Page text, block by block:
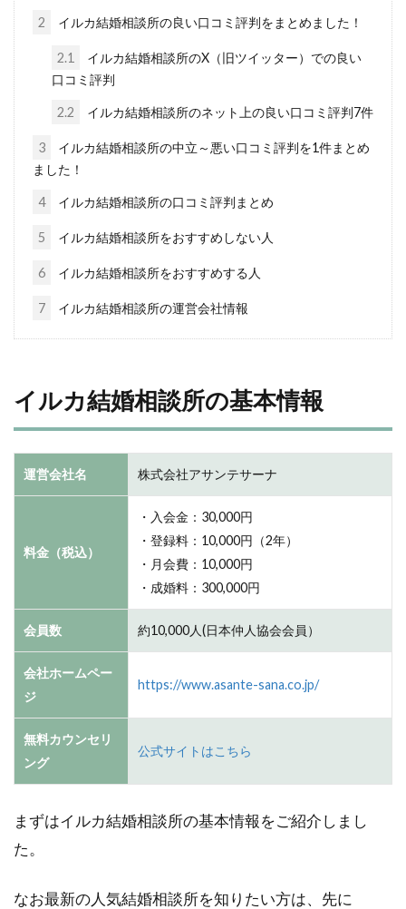
2 イルカ結婚相談所の良い口コミ評判をまとめました！
2.1
イルカ結婚相談所のX（旧ツイッター）での良い
口コミ評判
2.2 イルカ結婚相談所のネット上の良い口コミ評判7件
3
イルカ結婚相談所の中立～悪い口コミ評判を1件まとめ
ました！
4 イルカ結婚相談所の口コミ評判まとめ
5 イルカ結婚相談所をおすすめしない人
6 イルカ結婚相談所をおすすめする人
7 イルカ結婚相談所の運営会社情報
イルカ結婚相談所の基本情報
運営会社名 株式会社アサンテサーナ
料金（税込）
・入会金：30,000円
・登録料：10,000円（2年）
・月会費：10,000円
・成婚料：300,000円
会員数 約10,000人(日本仲人協会会員）
会社ホームペー
ジ
https://www.asante-sana.co.jp/
無料カウンセリ
ング
公式サイトはこちら
まずはイルカ結婚相談所の基本情報をご紹介しまし
た。
なお最新の人気結婚相談所を知りたい方は、先に